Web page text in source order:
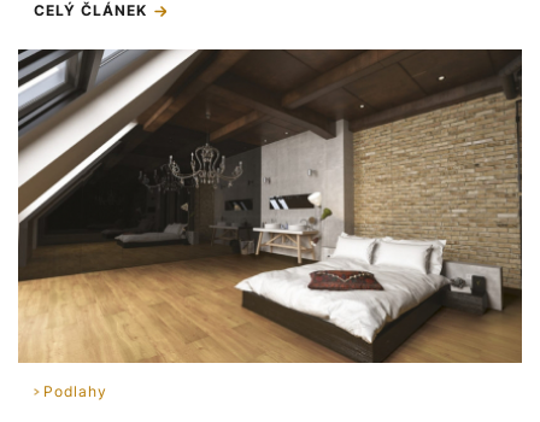
CELÝ ČLÁNEK
Podlahy